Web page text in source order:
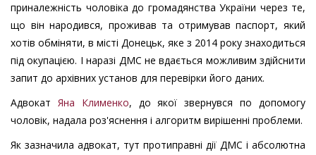
приналежність чоловіка до громадянства України через те,
що він народився, проживав та отримував паспорт, який
хотів обміняти, в місті Донецьк, яке з 2014 року знаходиться
під окупацією. І наразі ДМС не вдається можливим здійснити
запит до архівних установ для перевірки його даних.
Адвокат Яна Клименко, до якої звернувся по допомогу
чоловік, надала роз'яснення і алгоритм вирішенні проблеми.
Як зазначила адвокат, тут протиправні дії ДМС і абсолютна